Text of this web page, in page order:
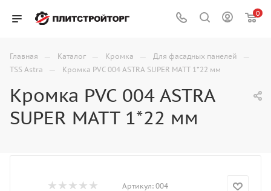
0
Главная — Каталог — Кромка — Для фасадных панелей —
TSS Astra — Кромка PVC 004 ASTRA SUPER MATT 1*22 мм
Кромка PVC 004 ASTRA
SUPER MATT 1*22 мм
Артикул: 004